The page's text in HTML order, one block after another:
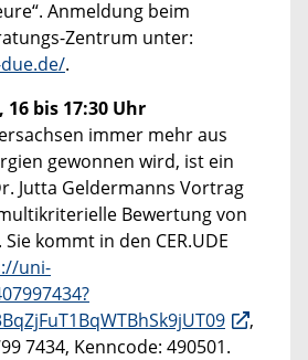
Anmeldung beim
Zentrum unter:
.
bis 17:30 Uhr
immer mehr aus
gewonnen wird, ist ein
Jutta Geldermanns Vortrag
Bewertung von
kommt in den CER.UDE
uni-
,
7434, Kenncode: 490501.